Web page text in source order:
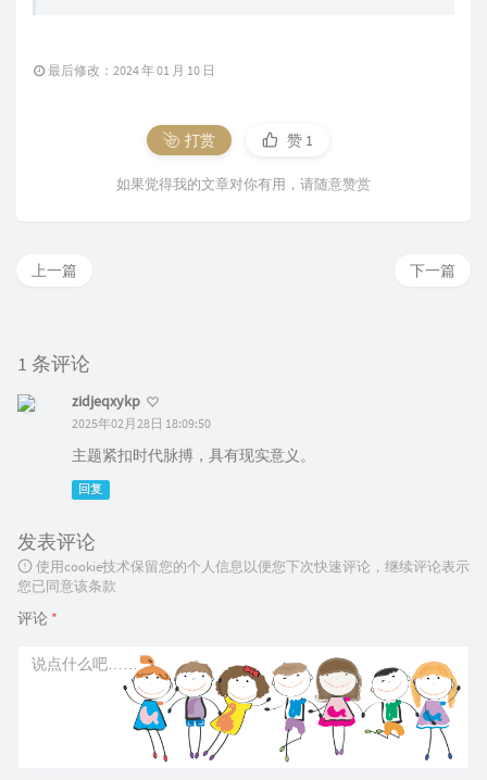
最后修改：2024 年 01 月 10 日
打赏 赞 1
如果觉得我的文章对你有用，请随意赞赏
下一篇
上一篇
1 条评论
zidjeqxykp
2025年02月28日 18:09:50
主题紧扣时代脉搏，具有现实意义。
回复
发表评论
使用cookie技术保留您的个人信息以便您下次快速评论，继续评论表示
您已同意该条款
评论 *